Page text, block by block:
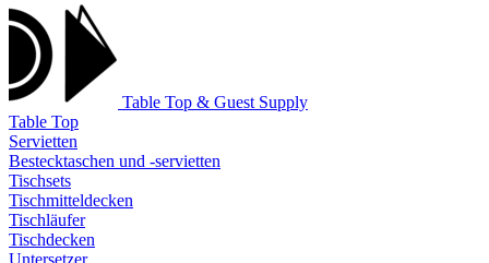
Table Top & Guest Supply
Table Top
Servietten
Bestecktaschen und -servietten
Tischsets
Tischmitteldecken
Tischläufer
Tischdecken